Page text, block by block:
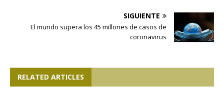
SIGUIENTE
El mundo supera los 45 millones de casos de
coronavirus
RELATED ARTICLES